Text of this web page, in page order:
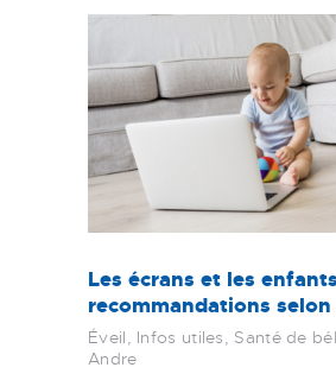
Les écrans et les
recommandations selon
Éveil Infos utiles Santé de
Andre